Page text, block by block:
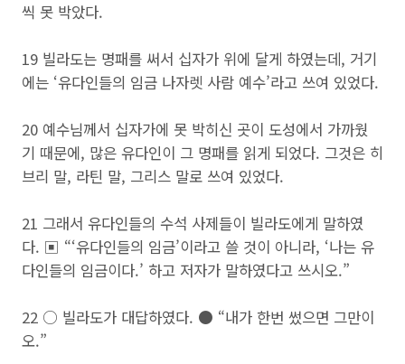
씩 못 박았다.
19 빌라도는 명패를 써서 십자가 위에 달게 하였는데, 거기
에는 ‘유다인들의 임금 나자렛 사람 예수’라고 쓰여 있었다.
20 예수님께서 십자가에 못 박히신 곳이 도성에서 가까웠
기 때문에, 많은 유다인이 그 명패를 읽게 되었다. 그것은 히
브리 말, 라틴 말, 그리스 말로 쓰여 있었다.
21 그래서 유다인들의 수석 사제들이 빌라도에게 말하였
다. ▣ “‘유다인들의 임금’이라고 쓸 것이 아니라, ‘나는 유
다인들의 임금이다.’ 하고 저자가 말하였다고 쓰시오.”
22 ○ 빌라도가 대답하였다. ● “내가 한번 썼으면 그만이
오.”